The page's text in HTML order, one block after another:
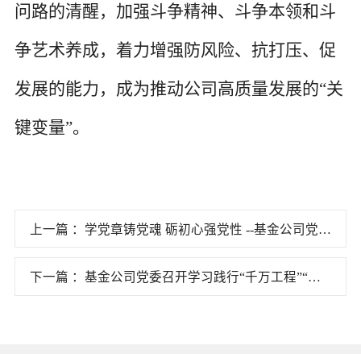
问路的清醒，加强斗争精神、斗争本领和斗
争艺术养成，着力增强防风险、抗打压、促
发展的能力，成为推动公司高质量发展的“关
键变量”。
上一篇 ：学党章铸党魂 砺初心强党性 --基金公司党委
理论中心组专题学习《中国共产党章程》
下一篇 ：基金公司党委召开学习践行“千万工程”“浦